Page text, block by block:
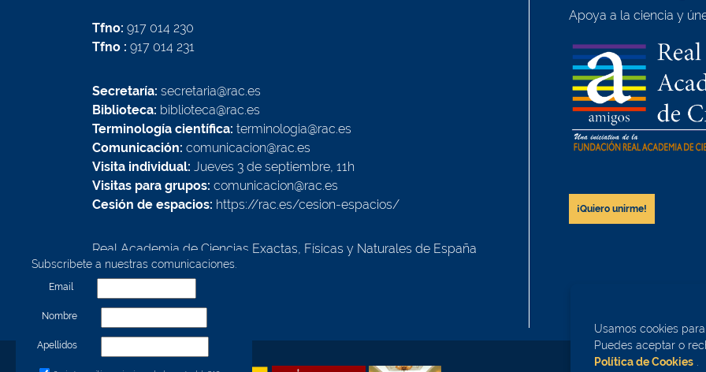
Tfno: 917 014 230
Tfno : 917 014 231
Secretaría: secretaria@rac.es
Biblioteca: biblioteca@rac.es
Terminología científica: terminologia@rac.es
Comunicación: comunicacion@rac.es
Visita individual: Jueves 3 de septiembre, 11h
Visitas para grupos: comunicacion@rac.es
Cesión de espacios: https://rac.es/cesion-espacios/
Real Academia de Ciencias Exactas, Físicas y Naturales de España
Calle Valverde, 22
Apoya a la ciencia y
¡Quiero unirme!
Subscríbete a nuestras comunicaciones.
Email
Nombre
Apellidos
Usamos cookies
Puedes aceptar o
Política de Cookies